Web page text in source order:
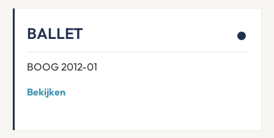
BALLET
BOOG 2012-01
Bekijken